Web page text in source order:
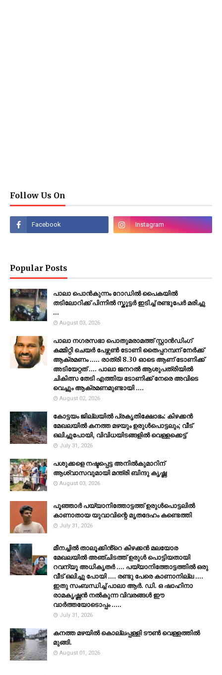
Follow Us On
Popular Posts
പാലാ പൊൻകുന്നം റോഡിൽ പൈകയിൽ
തടിലോറിക്ക് പിന്നിൽ സ്കൂട്ടർ ഇടിച്ച് രണ്ടുപേർ മരിച്ചു
...
August 03, 2026
പാലാ നഗരസഭാ പൊതുമരാമത്ത് സ്റ്റാൻഡിംഗ്
കമ്മിറ്റി ചെയർ പേഴ്സൺ ടോണി തൈപ്പറമ്പന് നേർക്ക്
ആക്രമണം ..... രാത്രി 8.30 ഓടെ ആണ് ടോണിക്ക്
അടിയേറ്റത് .... പാലാ ജനറൽ ആശുപത്രിയിൽ
ചികിത്സ തേടി എത്തിയ ടോണിക്ക് നേരെ അവിടെ
വെച്ചും ആക്രമണമുണ്ടായി ....
August 02, 2026
കോട്ടയം ജില്ലയില്‍ പ്രകൃതിക്ഷോഭം: കിഴക്കന്‍
മേഖലയില്‍ കനത്ത മഴയും ഉരുള്‍പൊട്ടലും; വീട്
ഒലിച്ചുപോയി, വിവിധയിടങ്ങളില്‍ വെള്ളക്കെട്ട്
July 31, 2026
പശുക്കളെ നഷ്ടപ്പെട്ട അനിൽകുമാറിന്
ആശ്വാസവുമായി മന്ത്രി ബിന്ദു കൃഷ്ണ
August 03, 2026
പൂഞ്ഞാര്‍ പയ്യാനിത്തോട്ടത്ത് ഉരുള്‍പൊട്ടലില്‍
കാണാതായ യുവാവിന്റെ മൃതദേഹം കണ്ടെത്തി
July 31, 2026
മീനച്ചിൽ താലൂക്കിൻ്റെ കിഴക്കൻ മലയോര
മേഖലയിൽ അഞ്ചിടത്ത് ഉരുൾ പൊട്ടിയതായി
റവന്യൂ അധികൃതർ .... പയ്യാനിത്തോട്ടത്തിൽ ഒരു
വീട് ഒലിച്ചു പോയി .... രണ്ടു പേരെ കാണാനില്ല ....
ഇതു സംബന്ധിച്ച് പാലാ ആർ. ഡി. ഒ ഷാഹിനാ
രാമകൃഷ്ണൻ നൽകുന്ന വിവരങ്ങൾ ഈ
വാർത്തയോടൊപ്പം .....
July 31, 2026
കനത്ത മഴയില്‍ കൊല്ലപ്പള്ളി ടൗണ്‍ വെള്ളത്തില്‍
മുങ്ങി.
August 01, 2026